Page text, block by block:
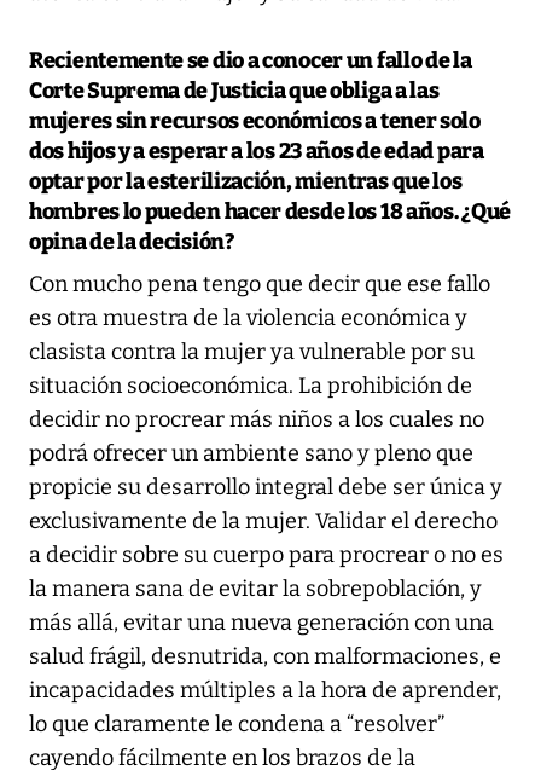
Recientemente se dio a conocer un fallo de la
Corte Suprema de Justicia que obliga a las
mujeres sin recursos económicos a tener solo
dos hijos y a esperar a los 23 años de edad para
optar por la esterilización, mientras que los
hombres lo pueden hacer desde los 18 años. ¿Qué
opina de la decisión?
Con mucho pena tengo que decir que ese fallo
es otra muestra de la violencia económica y
clasista contra la mujer ya vulnerable por su
situación socioeconómica. La prohibición de
decidir no procrear más niños a los cuales no
podrá ofrecer un ambiente sano y pleno que
propicie su desarrollo integral debe ser única y
exclusivamente de la mujer. Validar el derecho
a decidir sobre su cuerpo para procrear o no es
la manera sana de evitar la sobrepoblación, y
más allá, evitar una nueva generación con una
salud frágil, desnutrida, con malformaciones, e
incapacidades múltiples a la hora de aprender,
lo que claramente le condena a “resolver”
cayendo fácilmente en los brazos de la